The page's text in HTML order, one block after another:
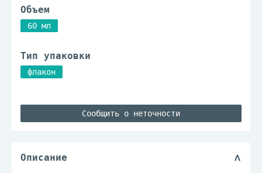
Объем
60 мл
Тип упаковки
флакон
Сообщить о неточности
Описание